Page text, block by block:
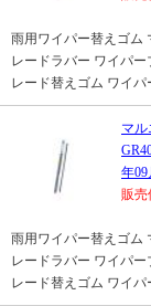
雨用ワイパー替えゴム
レードラバー ワイパ
レード替えゴム ワイパ
マ
年09
販売
雨用ワイパー替えゴム
レードラバー ワイパ
レード替えゴム ワイパ